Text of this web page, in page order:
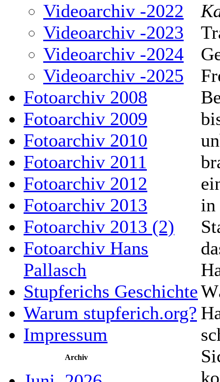
Videoarchiv -2022
Videoarchiv -2023
Videoarchiv -2024
Videoarchiv -2025
Fotoarchiv 2008
Fotoarchiv 2009
Fotoarchiv 2010
Fotoarchiv 2011
Fotoarchiv 2012
Fotoarchiv 2013
Fotoarchiv 2013 (2)
Fotoarchiv Hans
Pallasch
Stupferichs Geschichte
Warum stupferich.org?
Impressum
Archiv
in